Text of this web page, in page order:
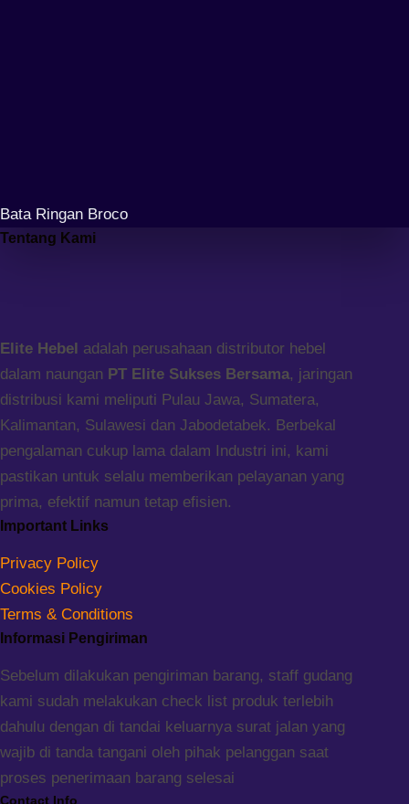
Bata Ringan Broco
Tentang Kami
Elite Hebel adalah perusahaan distributor hebel
dalam naungan PT Elite Sukses Bersama, jaringan
distribusi kami meliputi Pulau Jawa, Sumatera,
Kalimantan, Sulawesi dan Jabodetabek. Berbekal
pengalaman cukup lama dalam Industri ini, kami
pastikan untuk selalu memberikan pelayanan yang
prima, efektif namun tetap efisien.
Important Links
Privacy Policy
Cookies Policy
Terms & Conditions
Informasi Pengiriman
Sebelum dilakukan pengiriman barang, staff gudang
kami sudah melakukan check list produk terlebih
dahulu dengan di tandai keluarnya surat jalan yang
wajib di tanda tangani oleh pihak pelanggan saat
proses penerimaan barang selesai
Contact Info